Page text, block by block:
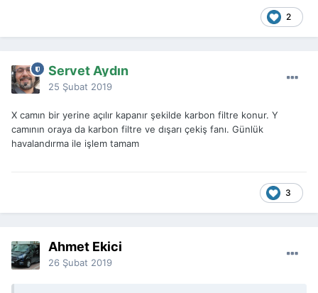
2
Servet Aydın
25 Şubat 2019
X camın bir yerine açılır kapanır şekilde karbon filtre konur. Y
camının oraya da karbon filtre ve dışarı çekiş fanı. Günlük
havalandırma ile işlem tamam
3
Ahmet Ekici
26 Şubat 2019